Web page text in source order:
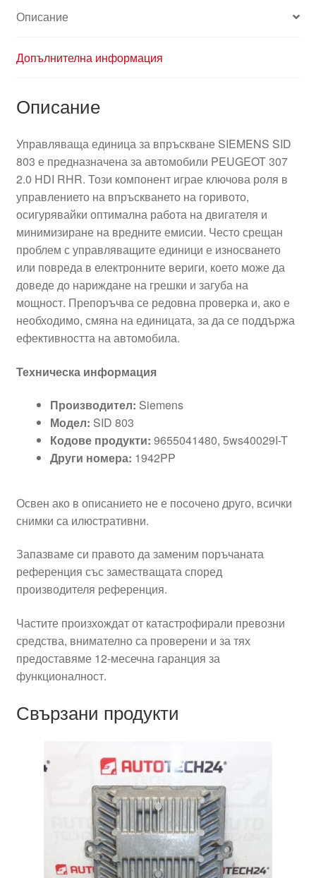
Описание
Допълнителна информация
Описание
Управляваща единица за впръскване SIEMENS SID
803 е предназначена за автомобили PEUGEOT 307
2.0 HDI RHR. Този компонент играе ключова роля в
управлението на впръскването на горивото,
осигурявайки оптимална работа на двигателя и
минимизиране на вредните емисии. Често срещан
проблем с управляващите единици е износването
или повреда в електронните вериги, което може да
доведе до нариждане на грешки и загуба на
мощност. Препоръчва се редовна проверка и, ако е
необходимо, смяна на единицата, за да се поддържа
ефективността на автомобила.
Техническа информация
Производител: Siemens
Модел: SID 803
Кодове продукти: 9655041480, 5ws40029I-T
Други номера: 1942PP
Освен ако в описанието не е посочено друго, всички
снимки са илюстративни.
Запазваме си правото да заменим поръчаната
референция със заместващата според
производителя референция.
Частите произхождат от катастрофирали превозни
средства, внимателно са проверени и за тях
предоставяме 12-месечна гаранция за
функционалност.
Свързани продукти